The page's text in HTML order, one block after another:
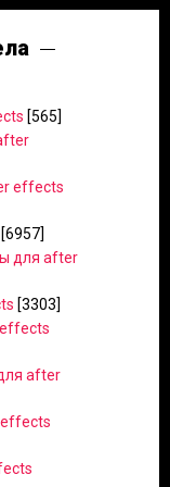
[565]
effects
[6957]
для after
[3303]
after